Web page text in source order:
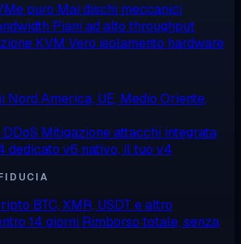
puro Mai dischi meccanici
Piani ad alto throughput
KVM Vero isolamento hardware
Nord America, UE, Medio Oriente,
Mitigazione attacchi integrata
dedicato v6 nativo, il tuo v4
BTC, XMR, USDT e altro
14 giorni Rimborso totale, senza